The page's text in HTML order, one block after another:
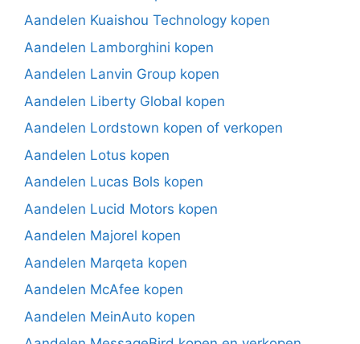
Aandelen Kuaishou Technology kopen
Aandelen Lamborghini kopen
Aandelen Lanvin Group kopen
Aandelen Liberty Global kopen
Aandelen Lordstown kopen of verkopen
Aandelen Lotus kopen
Aandelen Lucas Bols kopen
Aandelen Lucid Motors kopen
Aandelen Majorel kopen
Aandelen Marqeta kopen
Aandelen McAfee kopen
Aandelen MeinAuto kopen